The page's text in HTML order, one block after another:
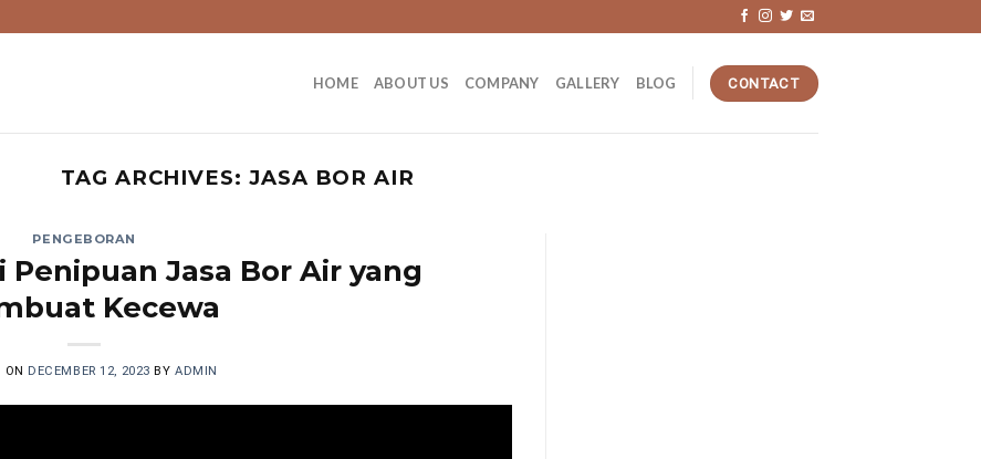
HOME ABOUT US COMPANY GALLERY BLOG CONTACT
TAG ARCHIVES: JASA BOR AIR
PENGEBORAN
Jasa Bor Air yang
Kecewa
ON DECEMBER 12, 2023 BYADMIN